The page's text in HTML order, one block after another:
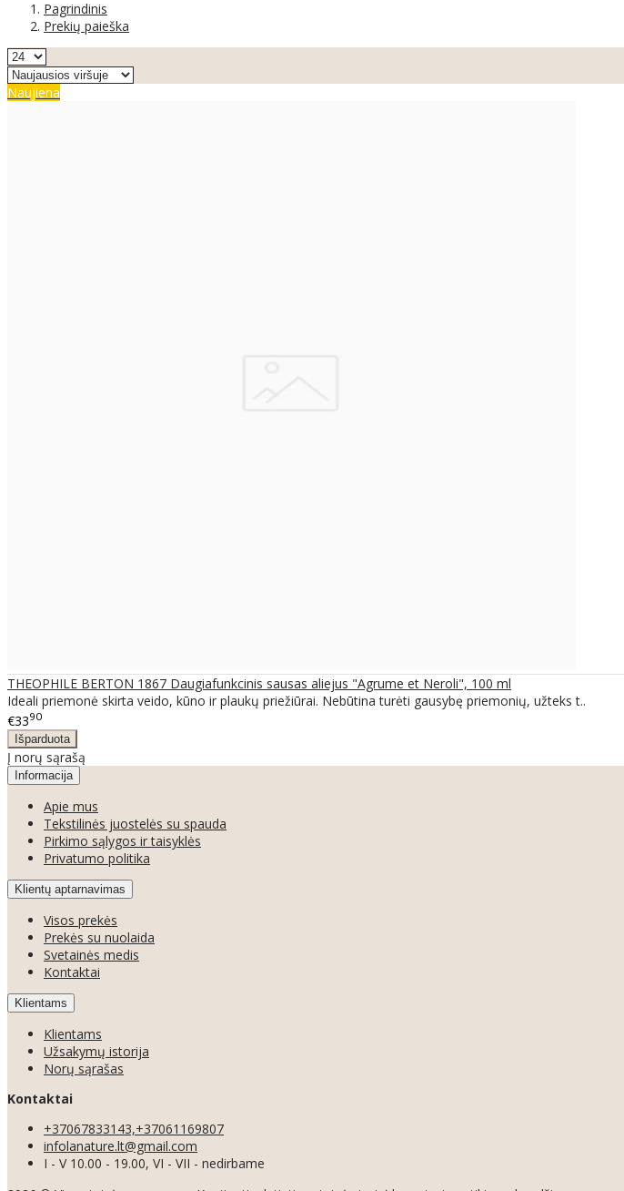
Pagrindinis
Prekių paieška
Naujiena
THEOPHILE BERTON 1867 Daugiafunkcinis sausas aliejus "Agrume et Neroli", 100 ml
Ideali priemonė skirta veido, kūno ir plaukų priežiūrai. Nebūtina turėti gausybę priemonių, užteks t..
€3390
Į norų sąrašą
Informacija
Apie mus
Tekstilinės juostelės su spauda
Pirkimo sąlygos ir taisyklės
Privatumo politika
Klientų aptarnavimas
Visos prekės
Prekės su nuolaida
Svetainės medis
Kontaktai
Klientams
Klientams
Užsakymų istorija
Norų sąrašas
Kontaktai
+37067833143,+37061169807
infolanature.lt@gmail.com
I - V 10.00 - 19.00, VI - VII - nedirbame